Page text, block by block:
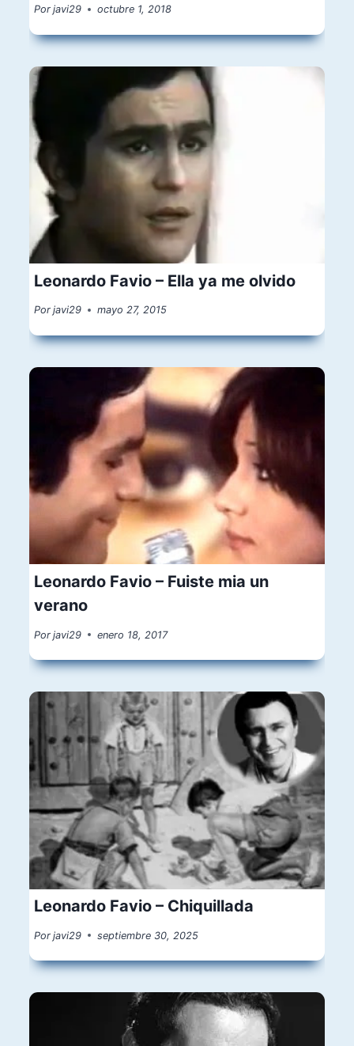
Por javi29 octubre 1, 2018
Leonardo Favio – Ella ya me olvido
Por javi29 mayo 27, 2015
Leonardo Favio – Fuiste mia un
verano
Por javi29 enero 18, 2017
Leonardo Favio – Chiquillada
Por javi29 septiembre 30, 2025